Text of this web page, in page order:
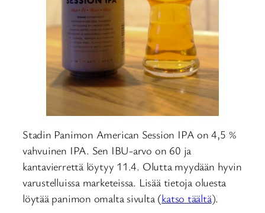
Stadin Panimon American Session IPA on 4,5 %
vahvuinen IPA. Sen IBU-arvo on 60 ja
kantavierrettä löytyy 11.4. Olutta myydään hyvin
varustelluissa marketeissa. Lisää tietoja oluesta
löytää panimon omalta sivulta (katso täältä).